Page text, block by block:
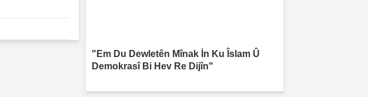
"Em Du Dewletên Mînak İn Ku Îslam Û
Demokrasî Bi Hev Re Dijîn"